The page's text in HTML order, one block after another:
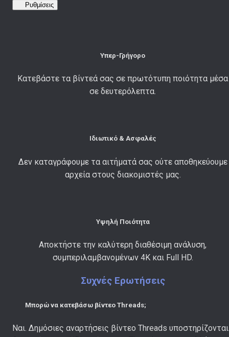
Ρυθμίσεις
Υπερ-Γρήγορο
Κατεβάστε τα βίντεά σας σε πρωτότυπη ποιότητα μέσα
σε δευτερόλεπτα.
Ιδιωτικό & Ασφαλές
Δεν καταγράφουμε τα αιτήματά σας ούτε αποθηκεύουμε
αρχεία στους διακομιστές μας.
Υψηλή Ποιότητα
Αποκτήστε την καλύτερη διαθέσιμη ανάλυση,
συμπεριλαμβανομένων 4K και Full HD.
Συχνές Ερωτήσεις
Μπορώ να κατεβάσω βίντεο Threads;
Ναι. Δημόσιες αναρτήσεις βίντεο Threads